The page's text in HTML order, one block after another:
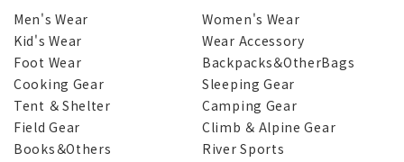
Men's Wear
Women's Wear
Kid's Wear
Wear Accessory
Foot Wear
Backpacks＆OtherBags
Cooking Gear
Sleeping Gear
Tent ＆ Shelter
Camping Gear
Field Gear
Climb ＆ Alpine Gear
Books＆Others
River Sports